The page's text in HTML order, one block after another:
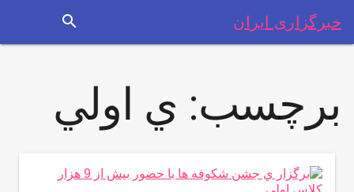
خبرگزاری ایران search
برچسب: ي اولي